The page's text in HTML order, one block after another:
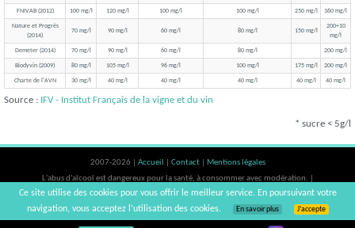
FNIVAB (2012) 100 mg/l 120 mg/l 100 mg/l 100 mg/l 250 mg/l 360 mg/l
Nature et Progrès
(2014)
70 mg/l 90 mg/l 60 mg/l 80 mg/l 150 mg/l
200+10
mg/l
Demeter (2014) 70 mg/l 90 mg/l 60 mg/l 80 mg/l 200 mg/l
Biodyvin (2009) 80 mg/l 105 mg/l 96 mg/l 100 mg/l 175 mg/l 200 mg/l
Charte de l'AVN 30 mg/l 40 mg/l 40 mg/l 40 mg/l 40 mg/l 40 mg/l
Source : IFV - Institut Français de la vigne et du vin
* sucre < 5g/l
2007-2026 | Accueil Contact
Mentions légales
L'abus d'alcool est dangereux pour la santé, à consommer avec modération. |
vinsnaturels | v3.12
Ce site utilise des cookies pour vous offrir le meilleur service. En poursuivant votre
navigation, vous acceptez l’utilisation des cookies.
En savoir plus J’accepte